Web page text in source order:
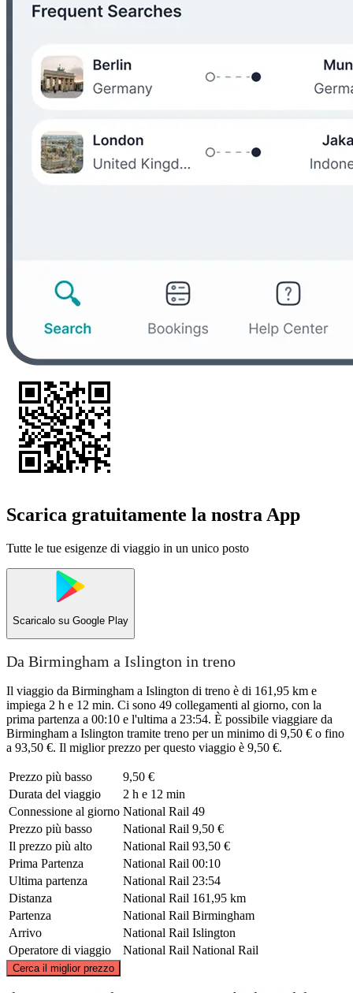
Scarica gratuitamente la nostra App
Tutte le tue esigenze di viaggio in un unico posto
Scaricalo su Google Play
Da Birmingham a Islington in treno
Il viaggio da Birmingham a Islington di treno è di 161,95 km e
impiega 2 h e 12 min. Ci sono 49 collegamenti al giorno, con la
prima partenza a 00:10 e l'ultima a 23:54. È possibile viaggiare da
Birmingham a Islington tramite treno per un minimo di 9,50 € o fino
a 93,50 €. Il miglior prezzo per questo viaggio è 9,50 €.
Prezzo più basso
9,50 €
Durata del viaggio
2 h e 12 min
Connessione al giorno National Rail 49
Prezzo più basso
National Rail 9,50 €
Il prezzo più alto
National Rail 93,50 €
Prima Partenza
National Rail 00:10
Ultima partenza
National Rail 23:54
Distanza
National Rail 161,95 km
Partenza
National Rail Birmingham
Arrivo
National Rail Islington
Operatore di viaggio
National Rail National Rail
Cerca il miglior prezzo
©CARTO, ©OpenStreetMap